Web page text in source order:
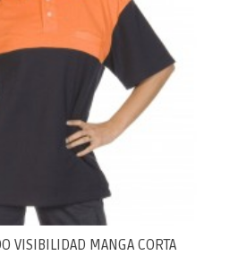
VISIBILIDAD MANGA CORTA